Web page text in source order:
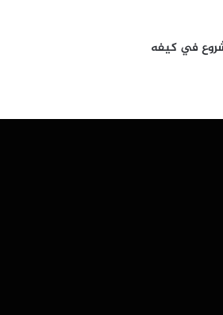
في كيفه